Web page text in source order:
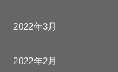
2022年3月
2022年2月